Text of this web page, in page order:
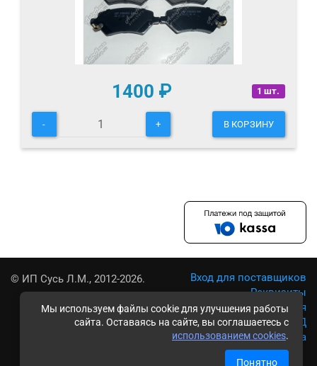
Мы используем файлы cookie для улучшения работы
сайта. Оставаясь на сайте, вы соглашаетесь с
использованием cookies.
Понятно
1 шт.
1400 ₽
- + В КОРЗИНУ
© ИП Сусь Л.М., 2012-2026.
Вход для поставщиков
Реквизиты
Условия использования
Политика обработки ПД
Карта сайта